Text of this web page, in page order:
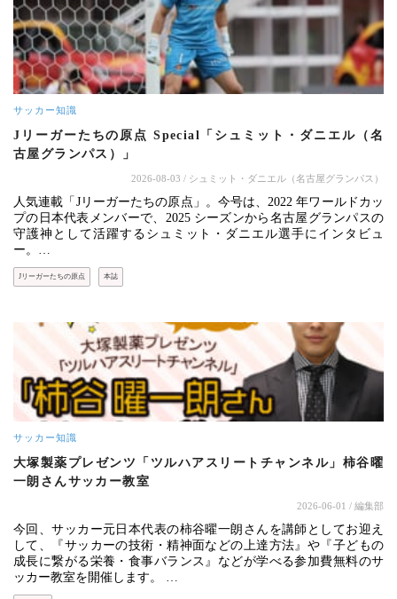
サッカー知識
Jリーガーたちの原点 Special「シュミット・ダニエル（名
古屋グランパス）」
2026-08-03 / シュミット・ダニエル（名古屋グランパス）
人気連載「Jリーガーたちの原点」。今号は、2022 年ワールドカッ
プの日本代表メンバーで、2025 シーズンから名古屋グランパスの
守護神として活躍するシュミット・ダニエル選手にインタビュ
ー。…
Jリーガーたちの原点 本誌
サッカー知識
大塚製薬プレゼンツ「ツルハアスリートチャンネル」柿谷曜
一朗さんサッカー教室
2026-06-01 / 編集部
今回、サッカー元日本代表の柿谷曜一朗さんを講師としてお迎え
して、『サッカーの技術・精神面などの上達方法』や『子どもの
成長に繋がる栄養・食事バランス』などが学べる参加費無料のサ
ッカー教室を開催します。 …